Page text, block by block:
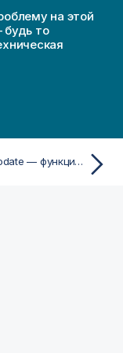
на этой
то
inmonthstodate — функция скриптa и диаграммы